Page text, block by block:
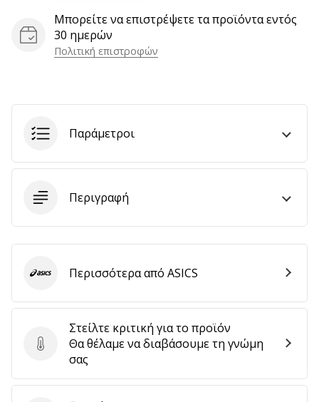
αποφέρουν
έσοδα.
όλων
άρθρων
Μπορείτε να επιστρέψετε τα προϊόντα εντός
30 ημερών
Πολιτική επιστροφών
Παράμετροι
Περιγραφή
Στείλτε κριτική για το προϊόν
Στείλτε κριτική για το προϊόν
Θα θέλαμε να διαβάσουμε τη γνώμη
σας
ASICSΠερισσότερα από ASICS